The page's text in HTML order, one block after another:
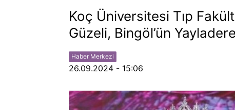
Koç Üniversitesi Tıp
Güzeli, Bingöl’ün
Haber Merkezi
26.09.2024 - 15:06